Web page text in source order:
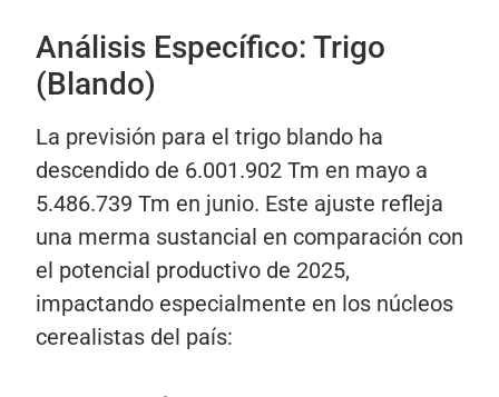
Análisis Específico: Trigo
(Blando)
La previsión para el trigo blando ha
descendido de 6.001.902 Tm en mayo a
5.486.739 Tm en junio. Este ajuste refleja
una merma sustancial en comparación con
el potencial productivo de 2025,
impactando especialmente en los núcleos
cerealistas del país: